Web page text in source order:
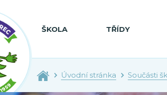
ŠKOLA TŘÍDY
Úvodní stránka Součásti